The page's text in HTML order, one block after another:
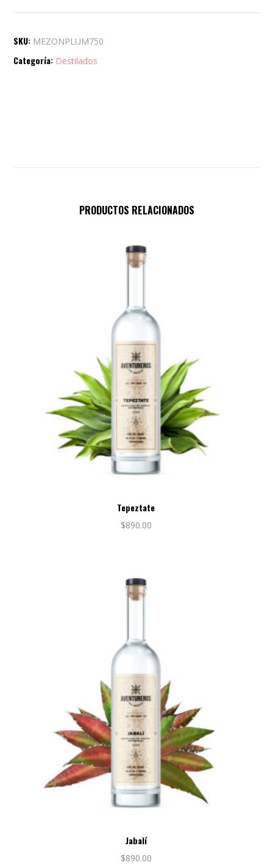
cantidad
SKU: MEZONPLUM750
Categoría: Destilados
PRODUCTOS RELACIONADOS
Tepeztate
$890.00
Jabalí
$890.00